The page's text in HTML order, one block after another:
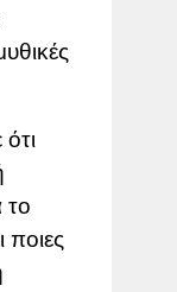
το
ποιες